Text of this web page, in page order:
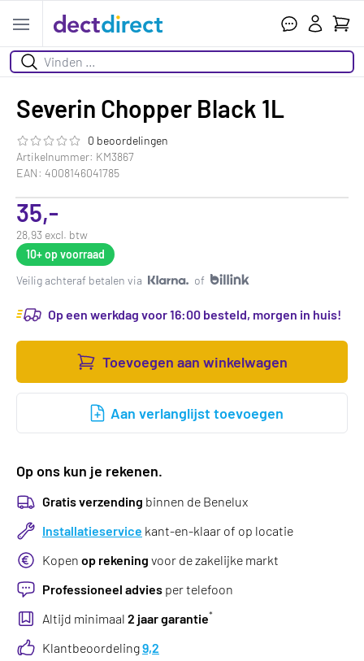
Open menu
Zoeken
Severin Chopper Black 1L
De beoordeling van dit product is
0 beoordelingen
Artikelnummer: KM3867
EAN: 4008146041785
35,-
28,93 excl. btw
10+op voorraad
Veilig achteraf betalen via
of
Op een werkdag voor 16:00 besteld, morgen in huis!
Toevoegen aan winkelwagen
Aan verlanglijst toevoegen
Op ons kun je rekenen.
Gratis verzending binnen de Benelux
Installatieservice kant-en-klaar of op locatie
Kopen op rekening voor de zakelijke markt
Professioneel advies per telefoon
Altijd minimaal 2 jaar garantie*
Klantbeoordeling9,2